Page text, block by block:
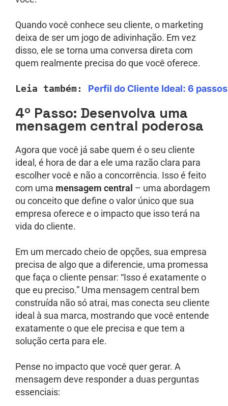
Quando você conhece seu cliente, o marketing
deixa de ser um jogo de adivinhação. Em vez
disso, ele se torna uma conversa direta com
quem realmente precisa do que você oferece.
Leia também: Perfil do Cliente Ideal: 6
4º Passo: Desenvolva uma
mensagem central poderosa
Agora que você já sabe quem é o seu cliente
ideal, é hora de dar a ele uma razão clara para
escolher você e não a concorrência. Isso é feito
com uma mensagem central – uma abordagem
ou conceito que define o valor único que sua
empresa oferece e o impacto que isso terá na
vida do cliente.
Em um mercado cheio de opções, sua empresa
precisa de algo que a diferencie, uma promessa
que faça o cliente pensar: “Isso é exatamente o
que eu preciso.” Uma mensagem central bem
construída não só atrai, mas conecta seu cliente
ideal à sua marca, mostrando que você entende
exatamente o que ele precisa e que tem a
solução certa para ele.
Pense no impacto que você quer gerar. A
mensagem deve responder a duas perguntas
essenciais: